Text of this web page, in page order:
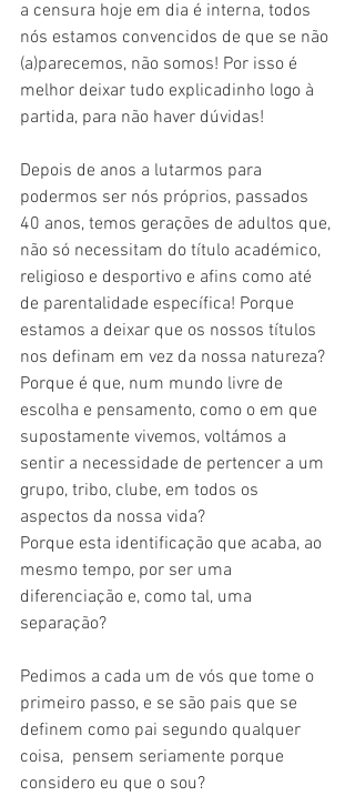
a censura hoje em dia é interna, todos
nós estamos convencidos de que se não
(a)parecemos, não somos! Por isso é
melhor deixar tudo explicadinho logo à
partida, para não haver dúvidas!
Depois de anos a lutarmos para
podermos ser nós próprios, passados
40 anos, temos gerações de adultos que,
não só necessitam do título académico,
religioso e desportivo e afins como até
de parentalidade específica! Porque
estamos a deixar que os nossos títulos
nos definam em vez da nossa natureza?
Porque é que, num mundo livre de
escolha e pensamento, como o em que
supostamente vivemos, voltámos a
sentir a necessidade de pertencer a um
grupo, tribo, clube, em todos os
aspectos da nossa vida?
Porque esta identificação que acaba, ao
mesmo tempo, por ser uma
diferenciação e, como tal, uma
separação?
Pedimos a cada um de vós que tome o
primeiro passo, e se são pais que se
definem como pai segundo qualquer
coisa,  pensem seriamente porque
considero eu que o sou?